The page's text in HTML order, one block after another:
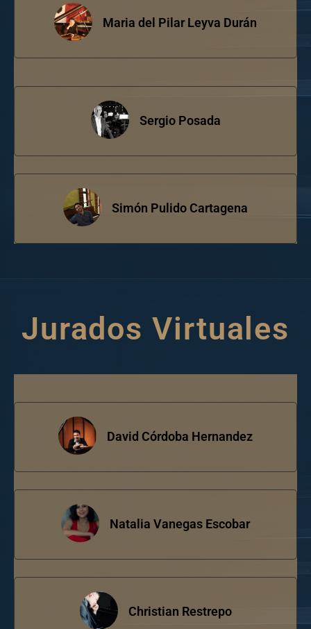
Maria del Pilar Leyva Durán
Sergio Posada
Simón Pulido Cartagena
Jurados Virtuales
David Córdoba Hernandez
Natalia Vanegas Escobar
Christian Restrepo